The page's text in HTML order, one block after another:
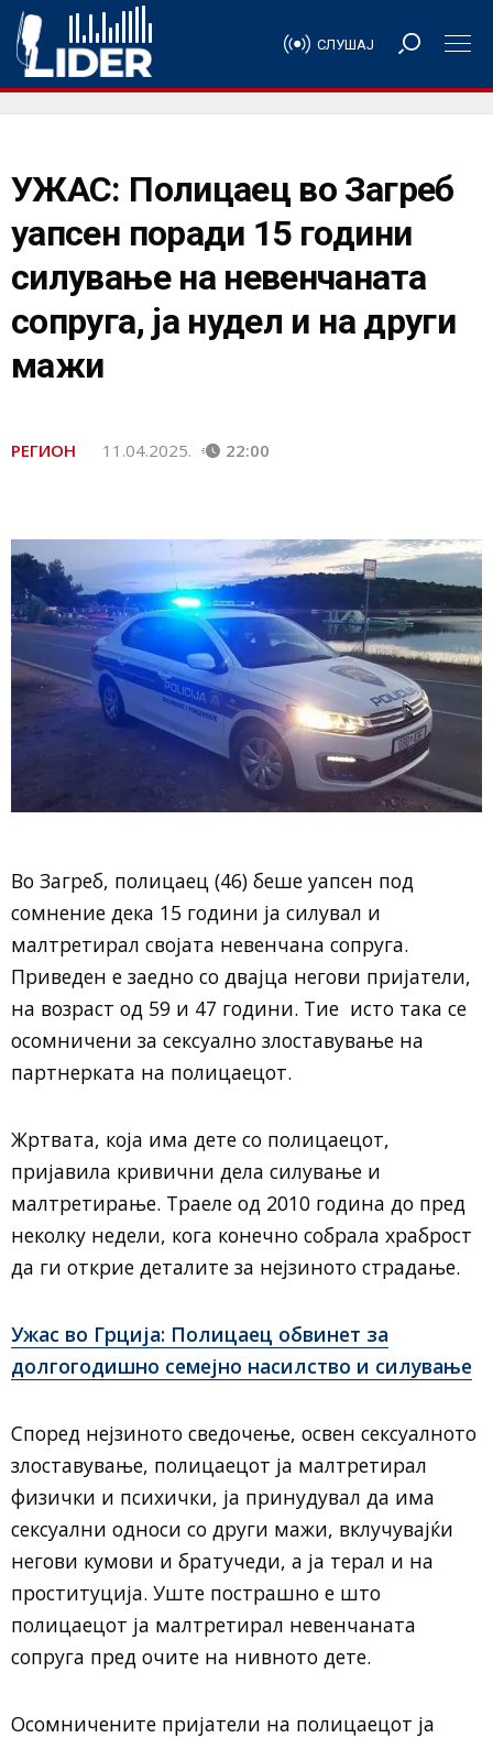
СЛУШАЈ
УЖАС: Полицаец во Загреб
уапсен поради 15 години
силување на невенчаната
сопруга, ја нудел и на други
мажи
РЕГИОН 11.04.2025. 22:00
Во Загреб, полицаец (46) беше уапсен под
сомнение дека 15 години ја силувал и
малтретирал својата невенчана сопруга.
Приведен е заедно со двајца негови пријатели,
на возраст од 59 и 47 години. Тие исто така се
осомничени за сексуално злоставување на
партнерката на полицаецот.
Жртвата, која има дете со полицаецот,
пријавила кривични дела силување и
малтретирање. Траеле од 2010 година до пред
неколку недели, кога конечно собрала храброст
да ги открие деталите за нејзиното страдање.
Ужас во Грција: Полицаец обвинет за
долгогодишно семејно насилство и силување
Според нејзиното сведочење, освен сексуалното
злоставување, полицаецот ја малтретирал
физички и психички, ја принудувал да има
сексуални односи со други мажи, вклучувајќи
негови кумови и братучеди, а ја терал и на
проституција. Уште пострашно е што
полицаецот ја малтретирал невенчаната
сопруга пред очите на нивното дете.
Осомничените пријатели на полицаецот ја